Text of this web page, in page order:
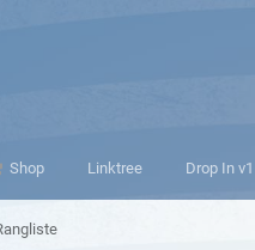
Shop Linktree Drop In v1